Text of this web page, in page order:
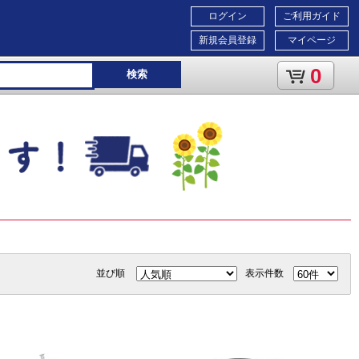
ご利用ガイド
マイページ
ログイン
新規会員登録
検索 0
並び順 表示件数